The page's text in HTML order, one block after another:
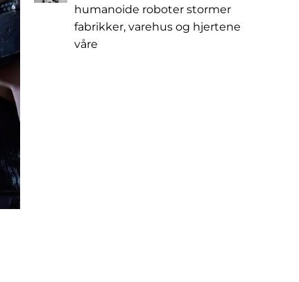
humanoide roboter stormer
fabrikker, varehus og hjertene
våre